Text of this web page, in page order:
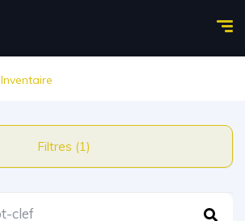
Inventaire
Filtres (1)